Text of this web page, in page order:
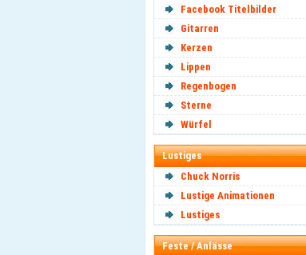
Facebook Titelbilder
Gitarren
Kerzen
Lippen
Regenbogen
Sterne
Würfel
Lustiges
Chuck Norris
Lustige Animationen
Lustiges
Feste / Anlässe